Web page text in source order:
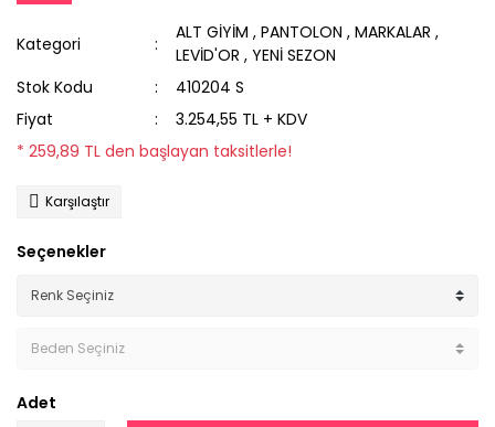
Kategori
ALT GİYİM ,PANTOLON ,MARKALAR ,
LEVİD'OR ,YENİ SEZON
Stok Kodu
410204 S
Fiyat
3.254,55 TL + KDV
* 259,89 TL den başlayan taksitlerle!
Karşılaştır
Seçenekler
Adet